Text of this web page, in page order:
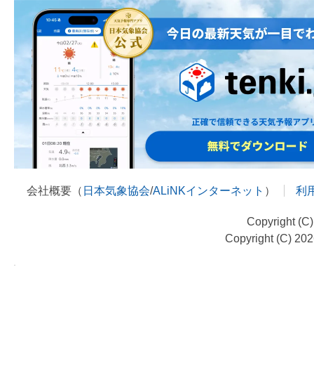
会社概要（ 日本気象協会/ALiNKインターネット ） 利
Copyright
Copyright (C)